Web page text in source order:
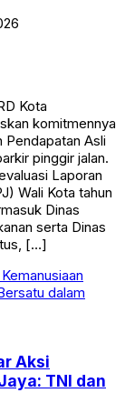
Kota
komitmennya
Asli
pinggir jalan.
Laporan
Wali Kota tahun
Dinas
serta Dinas
[…]
Aksi
TNI dan